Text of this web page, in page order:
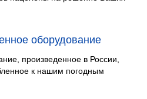
оборудование
произведенное в России,
к нашим погодным